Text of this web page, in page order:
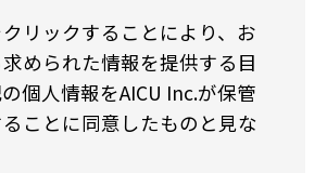
リックすることにより、お
められた情報を提供する目
個人情報をAICU Inc.が保管
ことに同意したものと見な